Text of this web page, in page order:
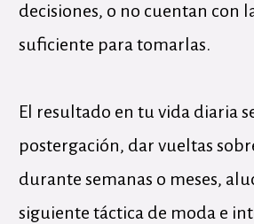
decisiones, o no cuentan con
suficiente para tomarlas.
El resultado en tu vida diaria
postergación, dar vueltas
durante semanas o meses,
siguiente táctica de moda e